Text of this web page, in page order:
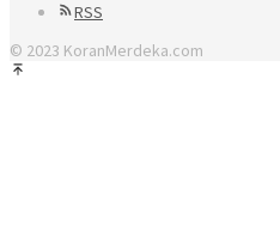
RSS
© 2023 KoranMerdeka.com